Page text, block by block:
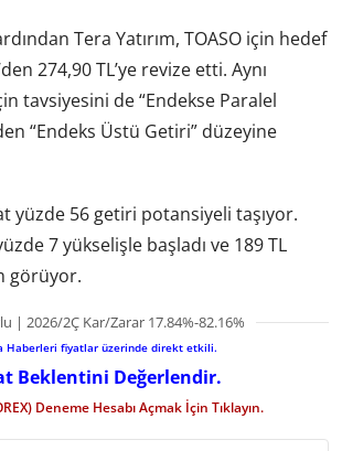
Tera Yatırım, TOASO için hedef
274,90 TL’ye revize etti. Aynı
tavsiyesini de “Endekse Paralel
“Endeks Üstü Getiri” düzeyine
yüzde 56 getiri potansiyeli taşıyor.
7 yükselişle başladı ve 189 TL
görüyor.
| 2026/2Ç Kar/Zarar 17.84%-82.16%
Haberleri fiyatlar üzerinde direkt etkili.
Beklentini Değerlendir.
Deneme Hesabı Açmak İçin Tıklayın.